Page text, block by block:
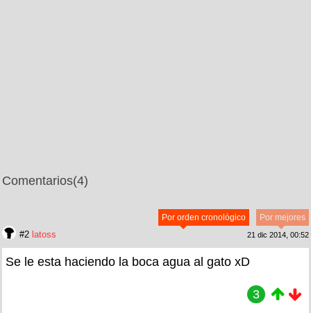
Comentarios(4)
Por mejores
Por orden cronológico
#2 latoss 21 dic 2014, 00:52
Se le esta haciendo la boca agua al gato xD
3